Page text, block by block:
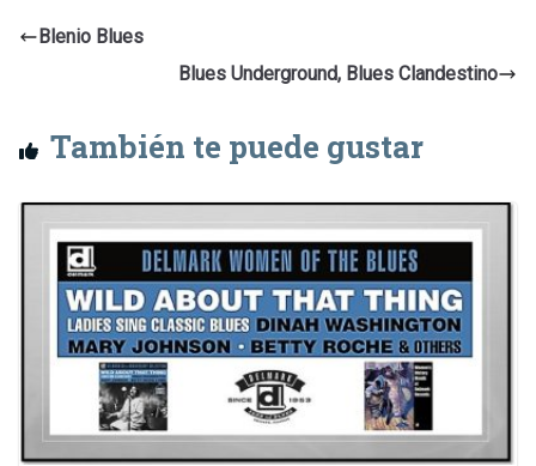
Blenio Blues
Blues Underground, Blues Clandestino
También te puede gustar